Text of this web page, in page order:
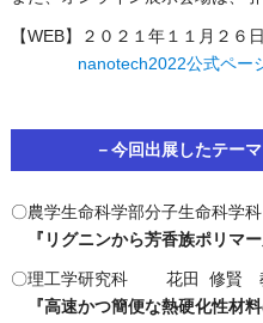
【WEB】２０２１年１１月２６
nanotech2022公式ページ
－今回出展したテーマ
〇農学生命科学部分子生命科
『リグニンから芳香族ポリマ
〇理工学研究科 花田 修賢
『高速かつ簡便な熱硬化性材